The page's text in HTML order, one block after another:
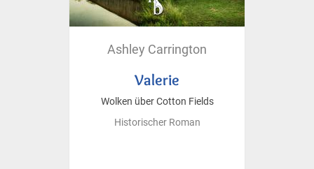
Ashley Carrington
Valerie
Wolken über Cotton Fields
Historischer Roman